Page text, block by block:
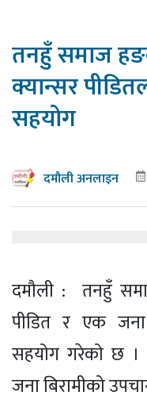
तनहुँ समाज
क्यान्सर
सहयोग
दमौली अनलाइन
दमौली : तनहुँ
पीडित र एक जना
सहयोग गरेको छ ।
जना बिरामीको